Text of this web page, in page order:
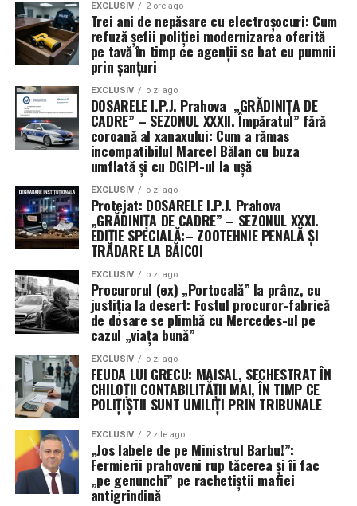
antrenament împotriva Iranului
Dincolo de obiectivele strategice, misiunea din Golf are
două mize esențiale. Pe de o parte, oferă armatei italiene
ocazia rară de a acumula experiență operativă directă
împotriva tehnologiilor militare iraniene, colectând
date vitale despre apărarea antirachetă și lupta anti-
dronă.
Pe de altă parte, există o dimensiune industrială
evidentă. Prin desfășurarea sistemelor SAMP/T și a
tehnologiilor anti-dronă de la Leonardo în condiții reale
de conflict, Italia își transformă misiunea într-o
veritabilă vitrină comercială. Succesul acestor
echipamente sub presiunea atacurilor din Golf ar putea
consolida poziția Italiei pe piața globală de armament,
demonstrând că tehnologia națională este pregătită
pentru cele mai dure provocări moderne.
EXCLUSIV 2 ore ago
Trei ani de nepăsare cu electroșocuri: Cum
refuză șefii poliției modernizarea oferită
pe tavă în timp ce agenții se bat cu pumnii
prin șanțuri
EXCLUSIV o zi ago
DOSARELE I.P.J. Prahova „GRĂDINIȚA DE
CADRE” – SEZONUL XXXII. Împăratul” fără
coroană al xanaxului: Cum a rămas
incompatibilul Marcel Bălan cu buza
umflată și cu DGIPI-ul la ușă
EXCLUSIV o zi ago
Protejat: DOSARELE I.P.J. Prahova
„GRĂDINIȚA DE CADRE” – SEZONUL XXXI.
EDIȚIE SPECIALĂ:– ZOOTEHNIE PENALĂ ȘI
TRĂDARE LA BĂICOI
EXCLUSIV o zi ago
Procurorul (ex) „Portocală” la prânz, cu
justiția la desert: Fostul procuror-fabrică
de dosare se plimbă cu Mercedes-ul pe
cazul „viața bună”
EXCLUSIV o zi ago
FEUDA LUI GRECU: MAISAL, SECHESTRAT ÎN
CHILOȚII CONTABILITĂȚII MAI, ÎN TIMP CE
POLIȚIȘTII SUNT UMILIȚI PRIN TRIBUNALE
EXCLUSIV 2 zile ago
„Jos labele de pe Ministrul Barbu!”:
Fermierii prahoveni rup tăcerea și îi fac
„pe genunchi” pe rachetiștii mafiei
antigrindină